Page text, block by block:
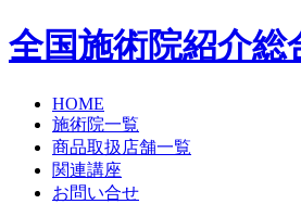
全国施術院紹介総
HOME
施術院一覧
商品取扱店舗一覧
関連講座
お問い合せ